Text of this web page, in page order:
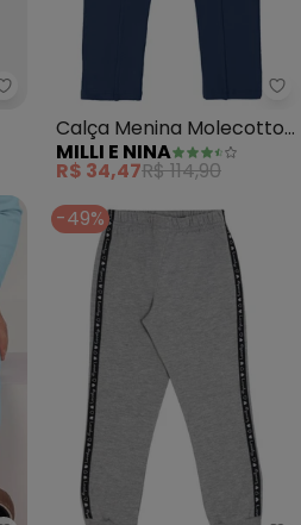
Up Baby - Calça Unissex Bebê
Calça Menina Molecotton
Felpado Babados (Azul)
MILLI E NINA
R$ 34,47R$ 114,90
-49%